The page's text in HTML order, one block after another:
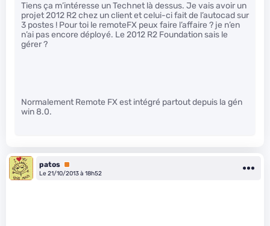
Tiens ça m’intéresse un Technet là dessus. Je vais avoir un
projet 2012 R2 chez un client et celui-ci fait de l’autocad sur
3 postes ! Pour toi le remoteFX peux faire l’affaire ? je n’en
n’ai pas encore déployé. Le 2012 R2 Foundation sais le
gérer ?
Normalement Remote FX est intégré partout depuis la gén
win 8.0.
patos Premium
Le 21/10/2013 à 18h52